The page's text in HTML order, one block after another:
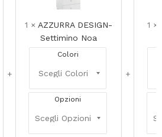
1 × AZZURRA DESIGN-
Settimino Noa
Colori
Opzioni
1 ×